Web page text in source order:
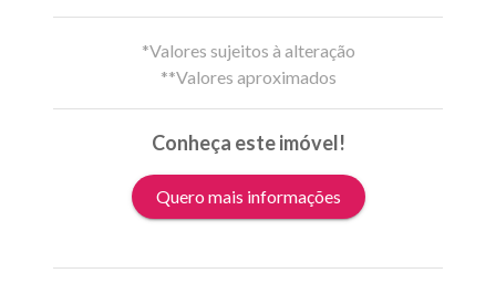
*Valores sujeitos à alteração
**Valores aproximados
Conheça este imóvel!
Quero mais informações